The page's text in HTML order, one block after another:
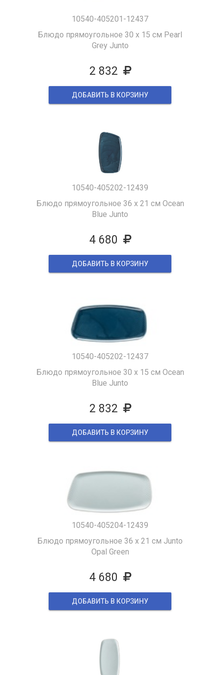
10540-405201-12437
Блюдо прямоугольное 30 x 15 см Pearl
Grey Junto
2 832
ДОБАВИТЬ В КОРЗИНУ
10540-405202-12439
Блюдо прямоугольное 36 х 21 см Ocean
Blue Junto
4 680
ДОБАВИТЬ В КОРЗИНУ
10540-405202-12437
Блюдо прямоугольное 30 x 15 см Ocean
Blue Junto
2 832
ДОБАВИТЬ В КОРЗИНУ
10540-405204-12439
Блюдо прямоугольное 36 х 21 см Junto
Opal Green
4 680
ДОБАВИТЬ В КОРЗИНУ